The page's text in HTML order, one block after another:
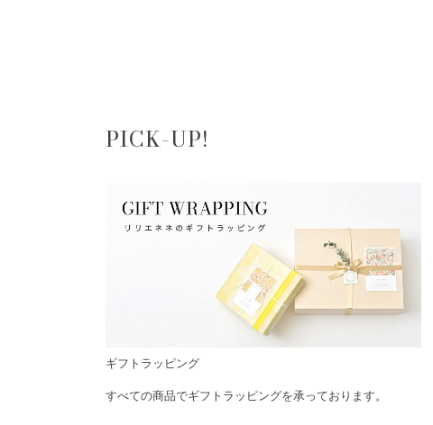
PICK-UP!
ギフトラッピング
すべての商品でギフトラッピングを承っております。